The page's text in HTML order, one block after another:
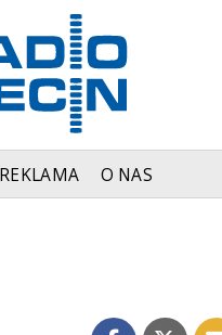
REKLAMA O NAS